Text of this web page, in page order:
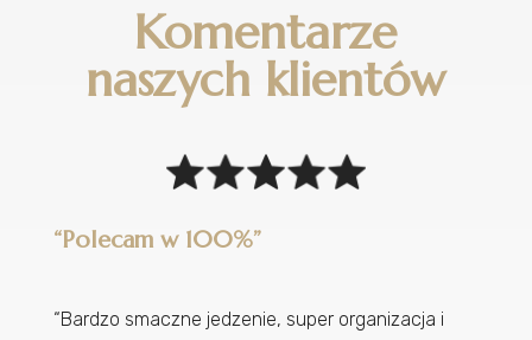
Komentarze
naszych klientów
“Polecam w 100%”
“Bardzo smaczne jedzenie, super organizacja i